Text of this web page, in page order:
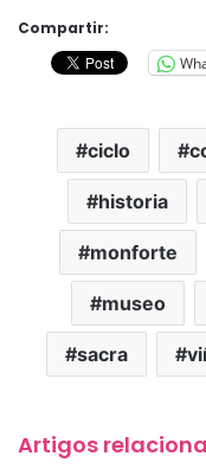
Compartir:
ciclo
historia
monforte
museo
sacra
Artigos